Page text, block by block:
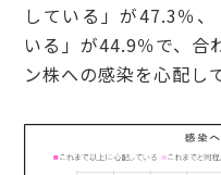
している」が47.3％
いる」が44.9％で、合
ン株への感染を心配し